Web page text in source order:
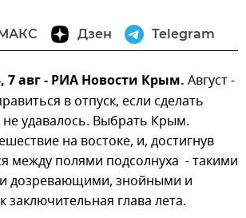
Дзен Telegram
авг - РИА Новости Крым. Август -
в отпуск, если сделать
не удавалось. Выбрать Крым.
на востоке, и, достигнув
между полями подсолнуха - такими
дозревающими, знойными и
заключительная глава лета.